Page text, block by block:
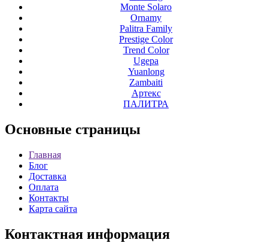
Monte Solaro
Ornamy
Palitra Family
Prestige Color
Trend Color
Ugepa
Yuanlong
Zambaiti
Артекс
ПАЛИТРА
Основные страницы
Главная
Блог
Доставка
Оплата
Контакты
Карта сайта
Контактная информация